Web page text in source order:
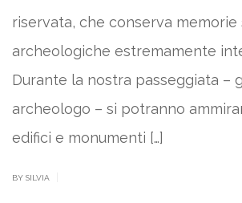
riservata, che conserva
archeologiche estremamente
Durante la nostra passeggiata –
archeologo – si potranno
edifici e monumenti […]
BY SILVIA